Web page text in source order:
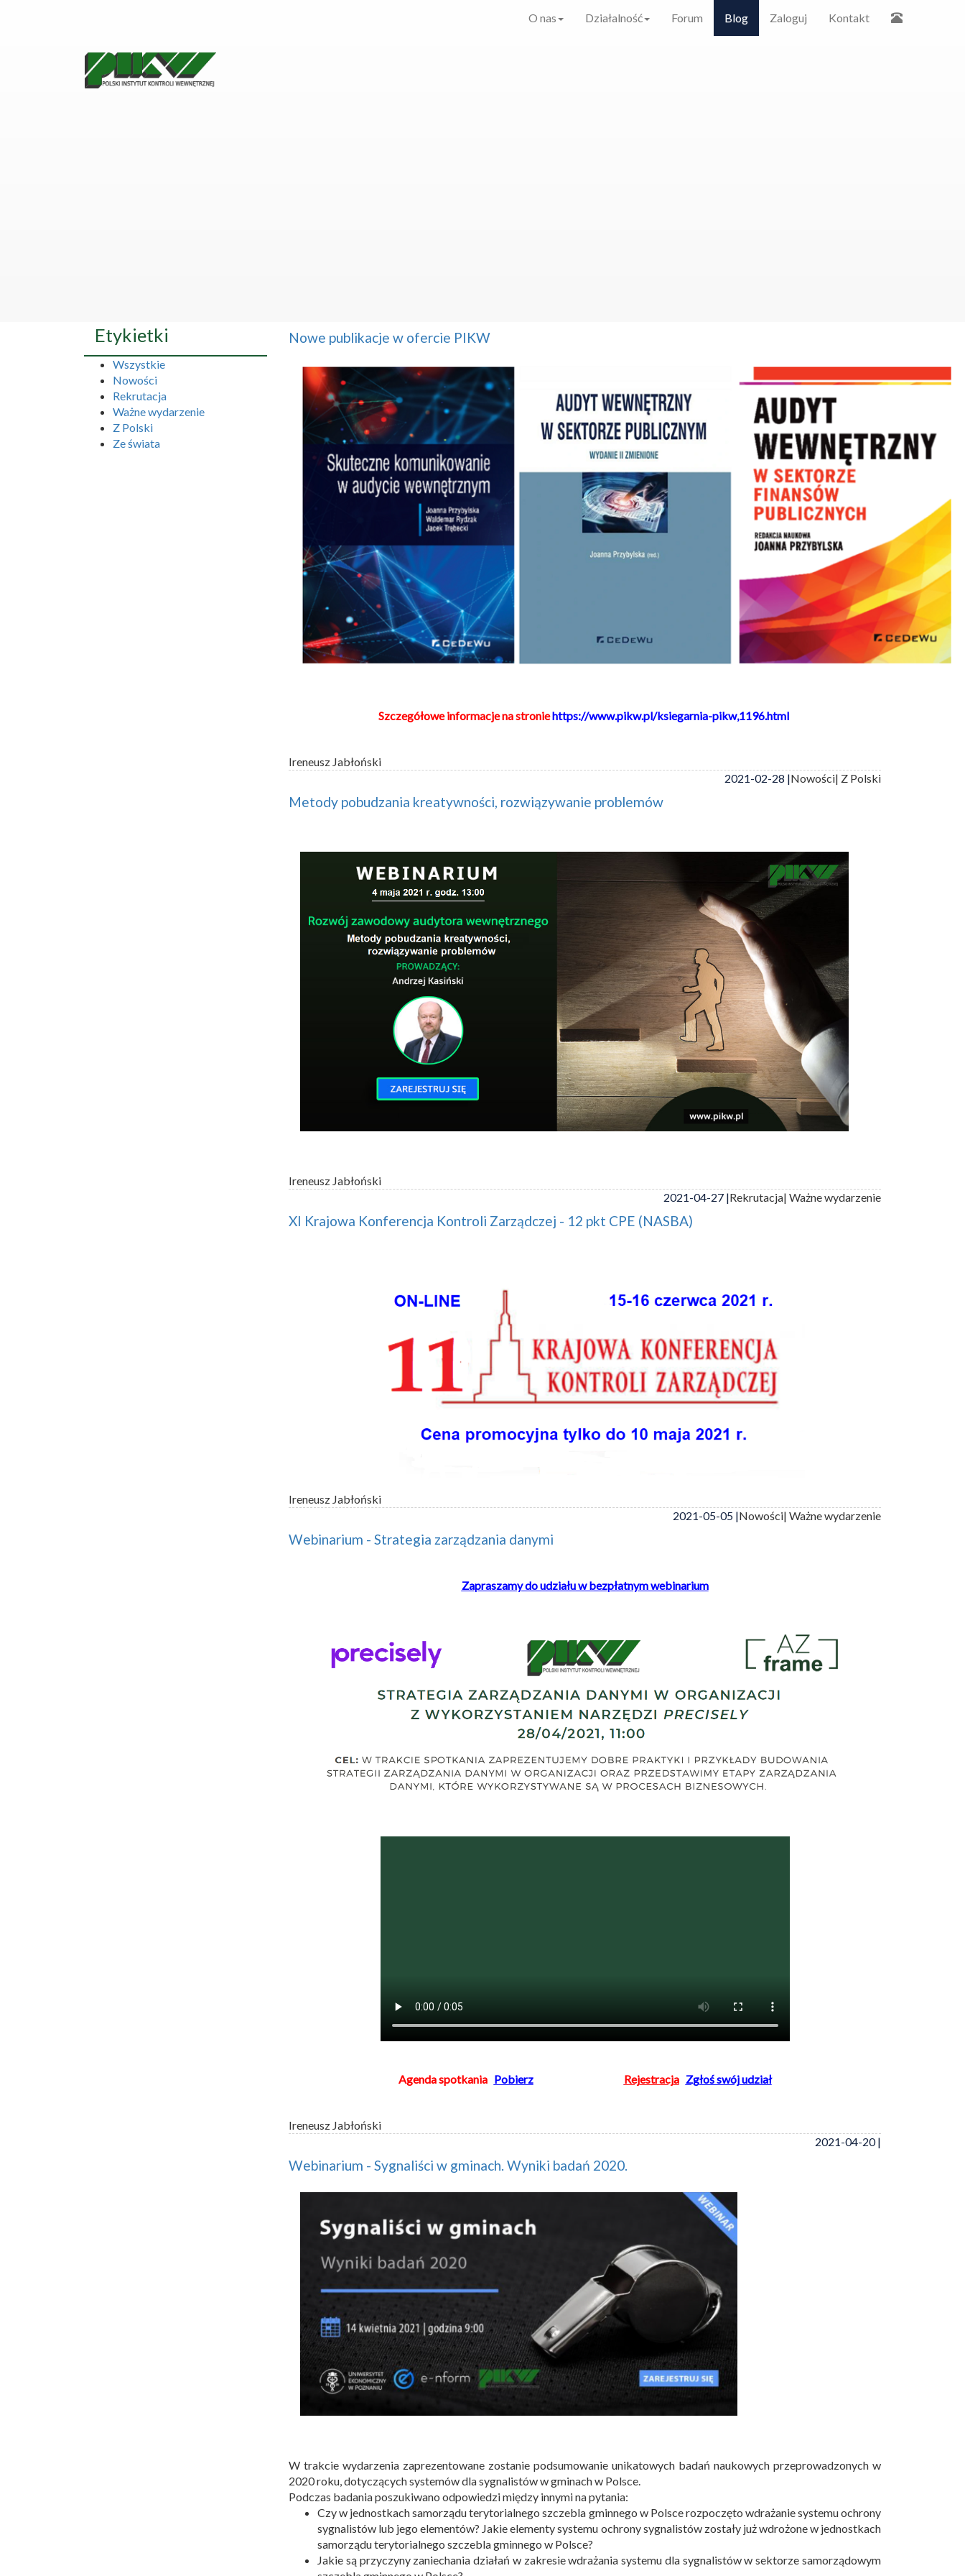
O nas Działalność Forum Blog Zaloguj Kontakt
Nowe publikacje w ofercie PIKW
Szczegółowe informacje na stroniehttps://www.pikw.pl/ksiegarnia-pikw,1196.html
Ireneusz Jabłoński
2021-02-28 |Nowości| Z Polski
Metody pobudzania kreatywności, rozwiązywanie problemów
Ireneusz Jabłoński
2021-04-27 |Rekrutacja| Ważne wydarzenie
XI Krajowa Konferencja Kontroli Zarządczej - 12 pkt CPE (NASBA)
Ireneusz Jabłoński
2021-05-05 |Nowości| Ważne wydarzenie
Webinarium - Strategia zarządzania danymi
Zapraszamy do udziału w bezpłatnym webinarium
Agendaspotkania Pobierz Rejestracja Zgłoś swój udział
Ireneusz Jabłoński
2021-04-20 |
Webinarium - Sygnaliści w gminach. Wyniki badań 2020.
W trakcie wydarzenia zaprezentowane zostanie podsumowanie unikatowych badań naukowych przeprowadzonych w
2020 roku, dotyczących systemów dla sygnalistów w gminach w Polsce.
Podczas badania poszukiwano odpowiedzi między innymi na pytania:
Czy w jednostkach samorządu terytorialnego szczebla gminnego w Polsce rozpoczęto wdrażanie systemu ochrony
sygnalistów lub jego elementów? Jakie elementy systemu ochrony sygnalistów zostały już wdrożone w jednostkach
samorządu terytorialnego szczebla gminnego w Polsce?
Jakie są przyczyny zaniechania działań w zakresie wdrażania systemu dla sygnalistów w sektorze samorządowym
Etykietki
Wszystkie
Nowości
Rekrutacja
Ważne wydarzenie
Z Polski
Ze świata